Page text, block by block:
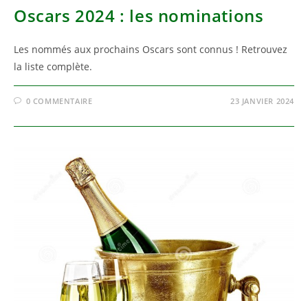
Oscars 2024 : les nominations
Les nommés aux prochains Oscars sont connus ! Retrouvez
la liste complète.
0 COMMENTAIRE 23 JANVIER 2024